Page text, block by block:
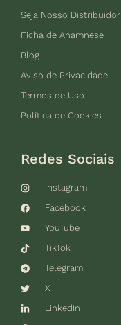
Seja Nosso Distribuidor
Ficha de Anamnese
Blog
Aviso de Privacidade
Termos de Uso
Política de Cookies
Redes Sociais
Instagram
Facebook
YouTube
TikTok
Telegram
X
LinkedIn